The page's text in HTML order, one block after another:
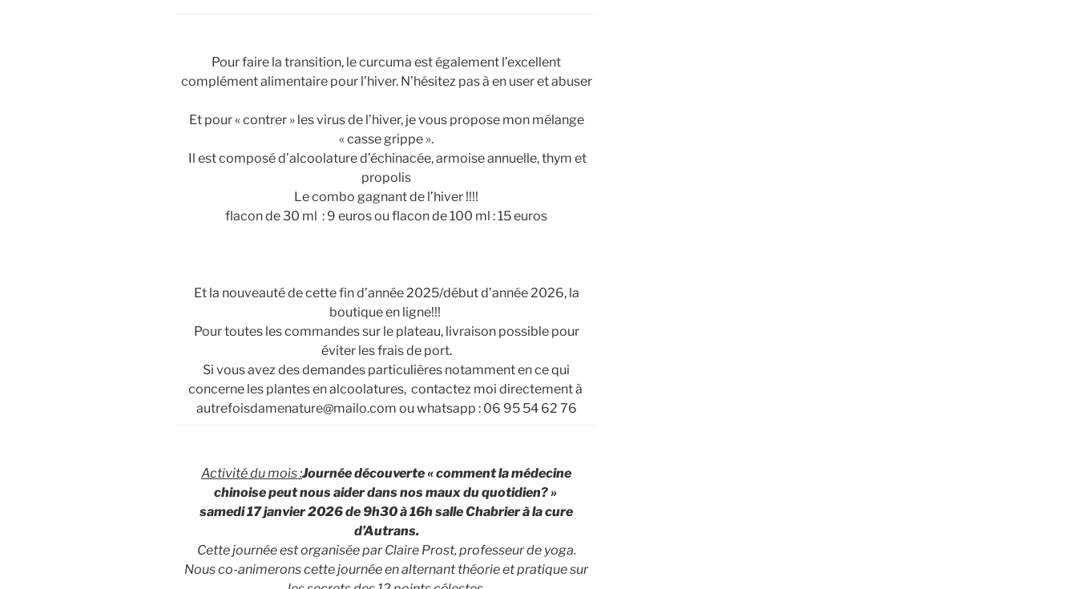
Pour faire la transition, le curcuma est également l’excellent
complément alimentaire pour l’hiver. N’hésitez pas à en user et abuser
Et pour « contrer » les virus de l’hiver, je vous propose mon mélange
« casse grippe ».
Il est composé d’alcoolature d’échinacée, armoise annuelle, thym et
propolis
Le combo gagnant de l’hiver !!!!
flacon de 30 ml : 9 euros ou flacon de 100 ml : 15 euros
Et la nouveauté de cette fin d’année 2025/début d’année 2026, la
boutique en ligne!!!
Pour toutes les commandes sur le plateau, livraison possible pour
éviter les frais de port.
Si vous avez des demandes particulières notamment en ce qui
concerne les plantes en alcoolatures, contactez moi directement à
autrefoisdamenature@mailo.com ou whatsapp : 06 95 54 62 76
Activité du mois :Journée découverte « comment la médecine
chinoise peut nous aider dans nos maux du quotidien? »
samedi 17 janvier 2026 de 9h30 à 16h salle Chabrier à la cure
d’Autrans.
Cette journée est organisée par Claire Prost, professeur de yoga.
Nous co-animerons cette journée en alternant théorie et pratique sur